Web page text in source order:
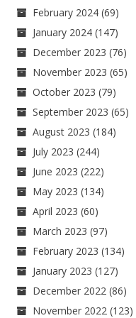
February 2024 (69)
January 2024 (147)
December 2023 (76)
November 2023 (65)
October 2023 (79)
September 2023 (65)
August 2023 (184)
July 2023 (244)
June 2023 (222)
May 2023 (134)
April 2023 (60)
March 2023 (97)
February 2023 (134)
January 2023 (127)
December 2022 (86)
November 2022 (123)